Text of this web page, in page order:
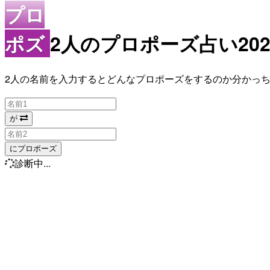
プロ
ポズ 2人のプロポーズ占い
2人の名前を入力するとどんなプロポーズをするのか分かっ
が
にプロポーズ
診断中...